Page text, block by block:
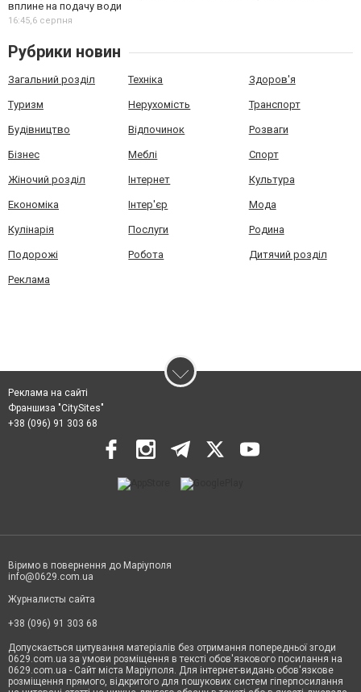
вплине на подачу води
16:45,6 серпня
Рубрики новин
Загальний розділ Техніка Здоров'я
Туризм Нерухомість Транспорт
Будівництво Відпочинок Розваги
Бізнес Меблі Спорт
Жіночий розділ Інтернет Культура
Економіка Інтер'єр Мода
Кулінарія Послуги Родина
Подорожі Робота Дитячий розділ
Реклама
Реклама на сайті
Франшиза "CitySites"
+38 (096) 91 303 68
Віримо в повернення до Маріуполя
info@0629.com.ua
Журналисты сайта
+38 (096) 91 303 68
Допускається цитування матеріалів без отримання попередньої згоди
0629.com.ua за умови розміщення в тексті обов'язкового посилання на
0629.com.ua - Сайт міста Маріуполя. Для інтернет-видань обов'язкове
розміщення прямого, відкритого для пошукових систем гіперпосилання